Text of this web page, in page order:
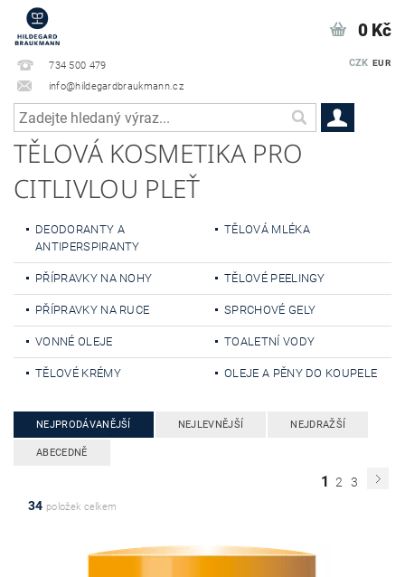
734 500 479
info@hildegardbraukmann.cz
CZK EUR
0 Kč
TĚLOVÁ KOSMETIKA PRO
CITLIVLOU PLEŤ
DEODORANTY A
ANTIPERSPIRANTY
TĚLOVÁ MLÉKA
PŘÍPRAVKY NA NOHY TĚLOVÉ PEELINGY
PŘÍPRAVKY NA RUCE SPRCHOVÉ GELY
VONNÉ OLEJE TOALETNÍ VODY
TĚLOVÉ KRÉMY OLEJE A PĚNY DO KOUPELE
NEJPRODÁVANĚJŠÍ NEJLEVNĚJŠÍ NEJDRAŽŠÍ
ABECEDNĚ
1 2
3
34 položek celkem